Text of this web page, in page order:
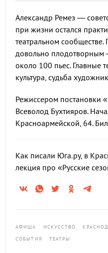
Александр Ремез —
при жизни остался
театральном
довольно плодотворным
около 100 пьес. Главные
культура, судьба
Режиссером постановки
Всеволод Бухтияров.
Красноармейской, 64.
Как писали Юга.ру, в
лекция про «Русские
АФИША ИСКУССТВО
СОБЫТИЯ
ТЕАТРЫ